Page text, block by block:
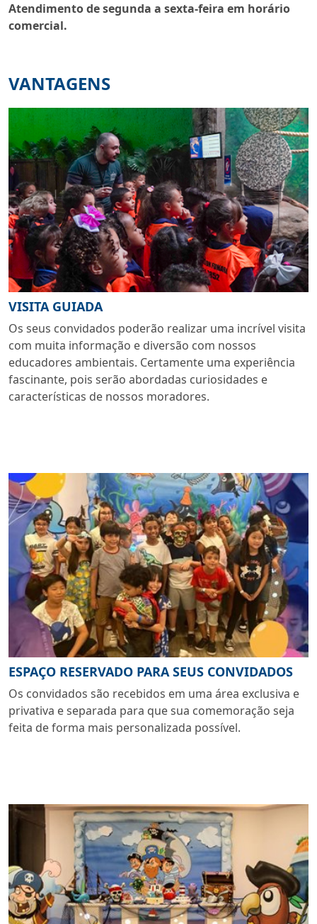
Atendimento de segunda a sexta-feira em horário
comercial.
VANTAGENS
VISITA GUIADA
Os seus convidados poderão realizar uma incrível visita
com muita informação e diversão com nossos
educadores ambientais. Certamente uma experiência
fascinante, pois serão abordadas curiosidades e
características de nossos moradores.
ESPAÇO RESERVADO PARA SEUS CONVIDADOS
Os convidados são recebidos em uma área exclusiva e
privativa e separada para que sua comemoração seja
feita de forma mais personalizada possível.